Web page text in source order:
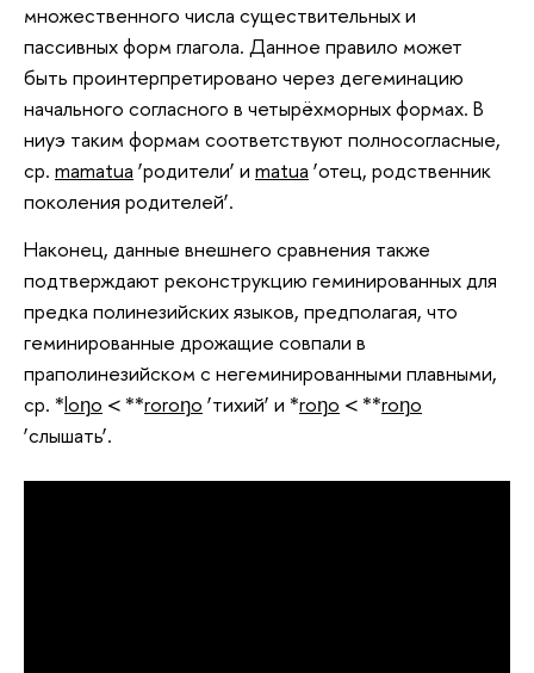
множественного числа существительных и
пассивных форм глагола. Данное правило может
быть проинтерпретировано через дегеминацию
начального согласного в четырёхморных формах. В
ниуэ таким формам соответствуют полносогласные,
ср. mamatua ‘родители’ и matua ‘отец, родственник
поколения родителей’.
Наконец, данные внешнего сравнения также
подтверждают реконструкцию геминированных для
предка полинезийских языков, предполагая, что
геминированные дрожащие совпали в
праполинезийском с негеминированными плавными,
ср. *loŋo < **roroŋo ‘тихий’ и *roŋo < **roŋo
‘слышать’.